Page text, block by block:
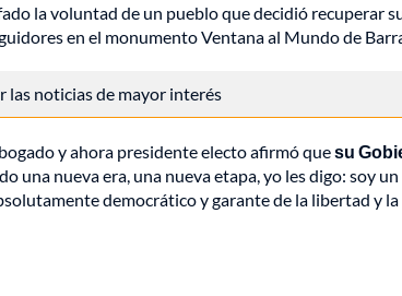
la voluntad de un pueblo que decidió recuperar
en el monumento Ventana al Mundo de
las noticias de mayor interés
y ahora presidente electo afirmó quesu
una nueva era, una nueva etapa, yo les digo: soy
democrático y garante de la libertad y